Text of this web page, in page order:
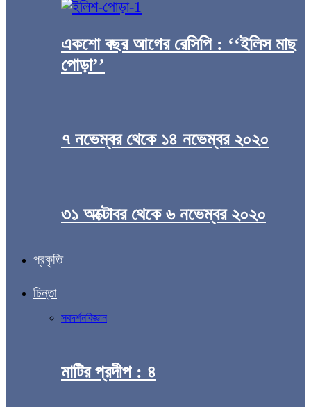
একশো বছর আগের রেসিপি : ‘‘ইলিস মাছ
পোড়া’’
৭ নভেম্বর থেকে ১৪ নভেম্বর ২০২০
৩১ অক্টোবর থেকে ৬ নভেম্বর ২০২০
প্রকৃতি
চিন্তা
সবদর্শনবিজ্ঞান
মাটির প্রদীপ : ৪